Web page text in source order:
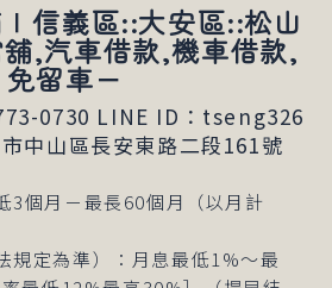
信義區::大安區::松山
,汽車借款,機車借款,
免留車－
0730 LINE ID：tseng326
中山區長安東路二段161號
3個月－最長60個月（以月計
規定為準）：月息最低1%～最